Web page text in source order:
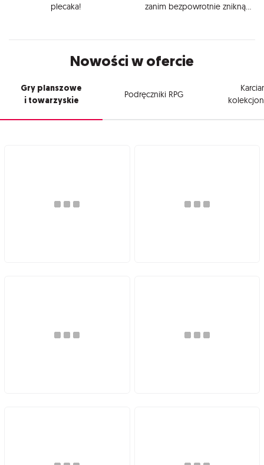
plecaka!
zanim bezpowrotnie znikną...
Nowości w ofercie
Gry planszowe
i towarzyskie
Podręczniki RPG